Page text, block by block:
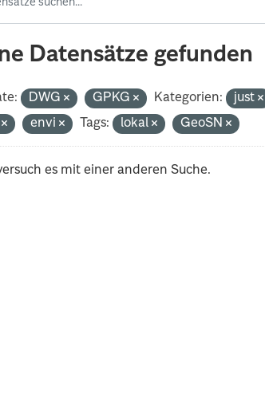
Datensätze gefunden
DWG GPKG Kategorien: just
envi Tags: lokal GeoSN
es mit einer anderen Suche.